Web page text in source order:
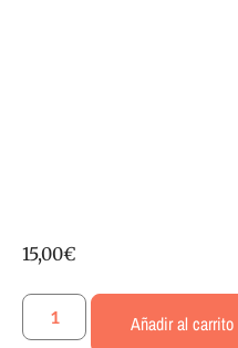
15,00€
Añadir al carrito